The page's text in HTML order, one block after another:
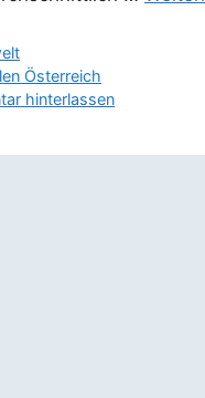
Österreich
hinterlassen